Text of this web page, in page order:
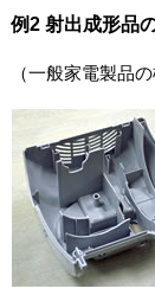
例2 射出成形品
（一般家電製品